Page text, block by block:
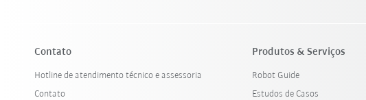
Contato
Hotline de atendimento técnico e assessoria
Contato
Produtos & Serviços
Robot Guide
Estudos de Casos